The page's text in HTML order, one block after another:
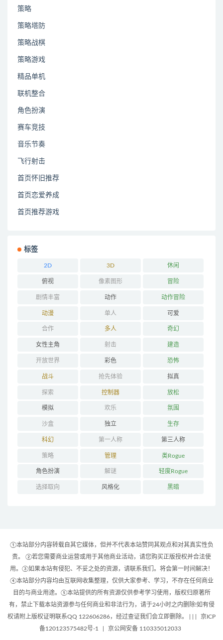
策略
策略塔防
策略战棋
策略游戏
精品单机
联机整合
角色扮演
赛车竞技
音乐节奏
飞行射击
首页怀旧推荐
首页恋爱养成
首页推荐游戏
标签
2D 3D 休闲
俯视 像素图形 冒险
剧情丰富 动作 动作冒险
动漫 单人 可爱
合作 多人 奇幻
女性主角 射击 建造
开放世界 彩色 恐怖
战斗 抢先体验 拟真
探索 控制器 放松
模拟 欢乐 氛围
沙盒 独立 生存
科幻 第一人称 第三人称
策略 管理 类Rogue
角色扮演 解谜 轻度Rogue
选择取向 风格化 黑暗
①本站部分内容转载自其它媒体，但并不代表本站赞同其观点和对其真实性负
责。 ②若您需要商业运营或用于其他商业活动，请您购买正版授权并合法使
用。③如果本站有侵犯、不妥之处的资源，请联系我们。将会第一时间解决！
④本站部分内容均由互联网收集整理，仅供大家参考、学习，不存在任何商业
目的与商业用途。⑤本站提供的所有资源仅供参考学习使用，版权归原著所
有，禁止下载本站资源参与任何商业和非法行为，请于24小时之内删除!如有侵
权请附上版权证明联系QQ 122606286，经过查证我们会立即删除。 | |
京ICP
备120123575482号-1
京公网安备 110335012033